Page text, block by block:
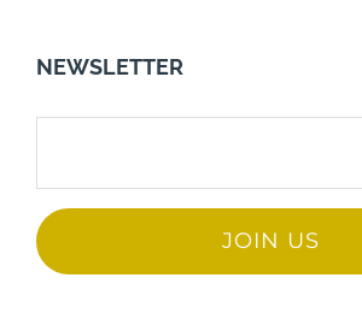
NEWSLETTER